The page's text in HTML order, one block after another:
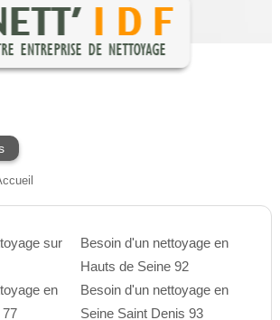
sur
en
77
Besoin d'un nettoyage en
Hauts de Seine 92
Besoin d'un nettoyage en
Seine Saint Denis 93